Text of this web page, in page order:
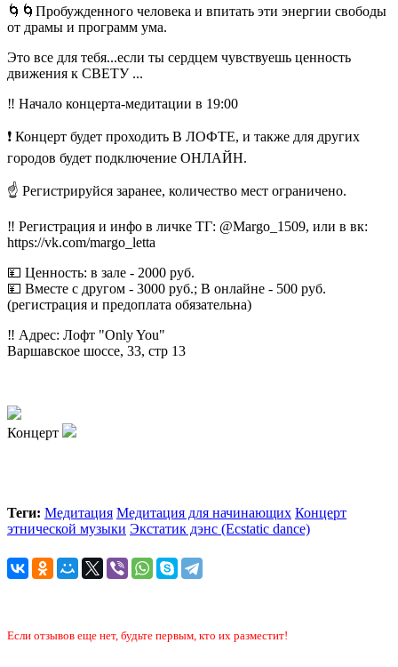
🌀🌀Пробужденного человека и впитать эти энергии свободы
от драмы и программ ума.
Это все для тебя...если ты сердцем чувствуешь ценность
движения к СВЕТУ ...
‼ Начало концерта-медитации в 19:00
❗ Концерт будет проходить В ЛОФТЕ, и также для других
городов будет подключение ОНЛАЙН.
☝ Регистрируйся заранее, количество мест ограничено.
‼ Регистрация и инфо в личке ТГ: @Margo_1509, или в вк:
https://vk.com/margo_letta
💴 Ценность: в зале - 2000 руб.
💴 Вместе с другом - 3000 руб.; В онлайне - 500 руб.
(регистрация и предоплата обязательна)
‼ Адрес: Лофт "Only You"
Варшавское шоссе, 33, стр 13
Концерт
Теги: Медитация Медитация для начинающих Концерт
этнической музыки Экстатик дэнс (Ecstatic dance)
Если отзывов еще нет, будьте первым, кто их разместит!